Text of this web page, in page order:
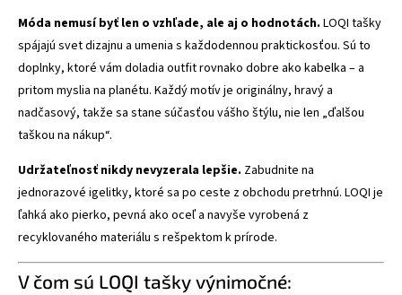
Móda nemusí byť len o vzhľade, ale aj o hodnotách. LOQI tašky
spájajú svet dizajnu a umenia s každodennou praktickosťou. Sú to
doplnky, ktoré vám doladia outfit rovnako dobre ako kabelka – a
pritom myslia na planétu. Každý motív je originálny, hravý a
nadčasový, takže sa stane súčasťou vášho štýlu, nie len „ďalšou
taškou na nákup“.
Udržateľnosť nikdy nevyzerala lepšie. Zabudnite na
jednorazové igelitky, ktoré sa po ceste z obchodu pretrhnú. LOQI je
ľahká ako pierko, pevná ako oceľ a navyše vyrobená z
recyklovaného materiálu s rešpektom k prírode.
V čom sú LOQI tašky výnimočné: